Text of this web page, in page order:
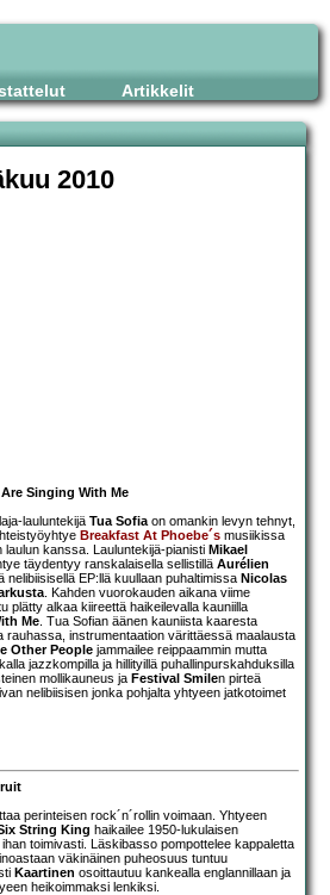
Artikkelit
2010
Singing With Me
lauluntekijä Tua Sofiaon omankin levyn tehnyt,
Breakfast At Phoebe´s musiikissa
laulun kanssa. Lauluntekijä-pianisti Mikael
täydentyy ranskalaisella sellistillä Aurélien
nelibiisisellä EP:llä kuullaan puhaltimissa Nicolas
. Kahden vuorokauden aikana viime
plätty alkaa kiireettä haikeilevalla kauniilla
Me. Tua Sofian äänen kauniista kaaresta
rauhassa, instrumentaation värittäessä maalausta
Other People jammailee reippaammin mutta
jazzkompilla ja hillityillä puhallinpurskahduksilla
mollikauneus ja Festival Smilen pirteä
nelibiisisen jonka pohjalta yhtyeen jatkotoimet
perinteisen rock´n´rollin voimaan. Yhtyeen
String King haikailee 1950-lukulaisen
toimivasti. Läskibasso pompottelee kappaletta
väkinäinen puheosuus tuntuu
Kaartinen osoittautuu kankealla englannillaan ja
heikoimmaksi lenkiksi.